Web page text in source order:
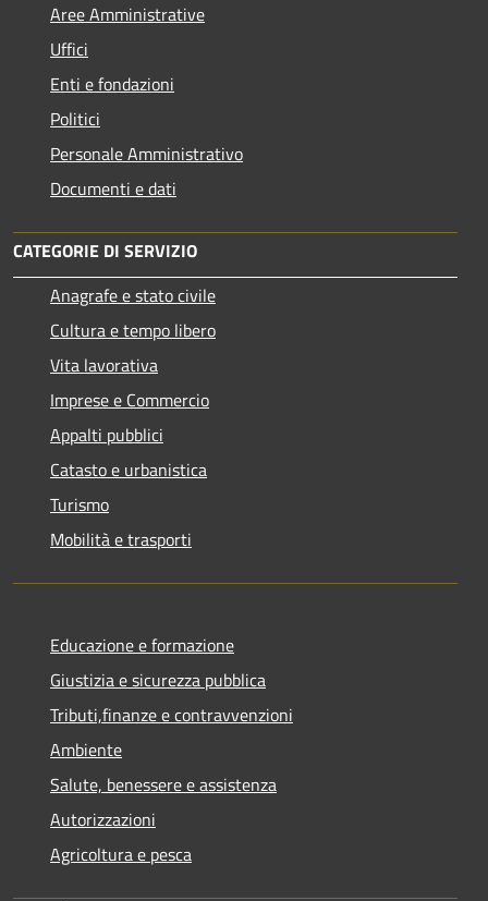
Aree Amministrative
Uffici
Enti e fondazioni
Politici
Personale Amministrativo
Documenti e dati
CATEGORIE DI SERVIZIO
Anagrafe e stato civile
Cultura e tempo libero
Vita lavorativa
Imprese e Commercio
Appalti pubblici
Catasto e urbanistica
Turismo
Mobilità e trasporti
Educazione e formazione
Giustizia e sicurezza pubblica
Tributi,finanze e contravvenzioni
Ambiente
Salute, benessere e assistenza
Autorizzazioni
Agricoltura e pesca